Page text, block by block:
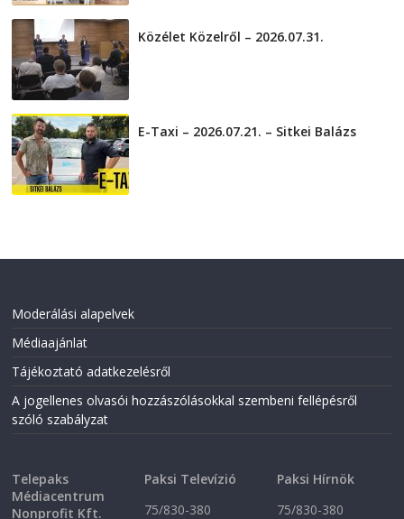
Közélet Közelről – 2026.07.31.
E-Taxi – 2026.07.21. – Sitkei Balázs
Moderálási alapelvek
Médiaajánlat
Tájékoztató adatkezelésről
A jogellenes olvasói hozzászólásokkal szembeni fellépésről
szóló szabályzat
Telepaks
Médiacentrum
Nonprofit Kft.
Paksi Televízió
75/830-380
Paksi Hírnök
75/830-380